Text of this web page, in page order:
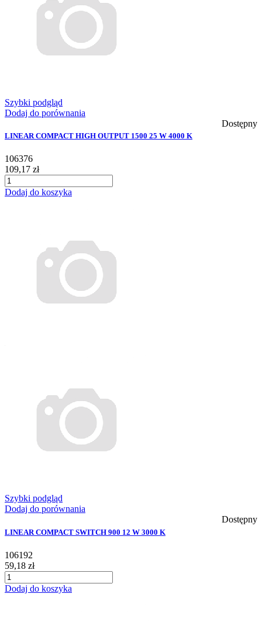
Szybki podgląd
Dodaj do porównania
Dostępny
LINEAR COMPACT HIGH OUTPUT 1500 25 W 4000 K
106376
109,17 zł
Dodaj do koszyka
Szybki podgląd
Dodaj do porównania
Dostępny
LINEAR COMPACT SWITCH 900 12 W 3000 K
106192
59,18 zł
Dodaj do koszyka